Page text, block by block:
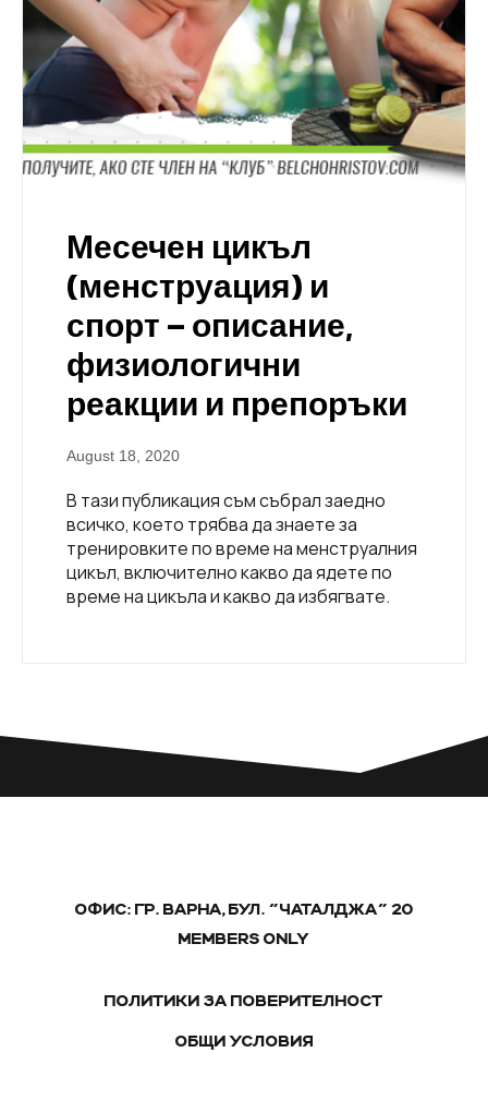
Месечен цикъл
(менструация) и
спорт – описание,
физиологични
реакции и препоръки
August 18, 2020
В тази публикация съм събрал заедно
всичко, което трябва да знаете за
тренировките по време на менструалния
цикъл, включително какво да ядете по
време на цикъла и какво да избягвате.
ОФИС: ГР. ВАРНА, БУЛ. "ЧАТАЛДЖА" 20
MEMBERS ONLY
ПОЛИТИКИ ЗА ПОВЕРИТЕЛНОСТ
ОБЩИ УСЛОВИЯ